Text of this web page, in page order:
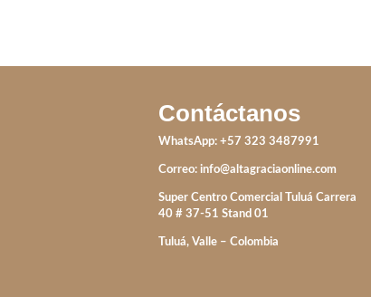
Contáctanos
WhatsApp: +57 323 3487991
Correo: info@altagraciaonline.com
Super Centro Comercial Tuluá Carrera
40 # 37-51 Stand 01
Tuluá, Valle – Colombia